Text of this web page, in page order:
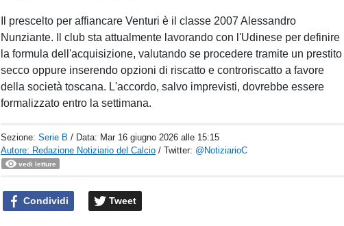
Il prescelto per affiancare Venturi è il classe 2007 Alessandro
Nunziante. Il club sta attualmente lavorando con l'Udinese per definire
la formula dell'acquisizione, valutando se procedere tramite un prestito
secco oppure inserendo opzioni di riscatto e controriscatto a favore
della società toscana. L'accordo, salvo imprevisti, dovrebbe essere
formalizzato entro la settimana.
Sezione:Serie B / Data: Mar 16 giugno 2026 alle 15:15
Autore: Redazione Notiziario del Calcio / Twitter: @NotiziarioC
vedi letture
Condividi Tweet